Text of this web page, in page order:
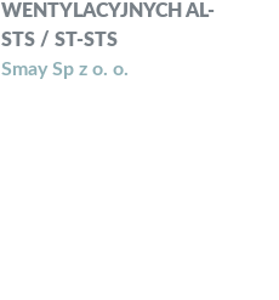
WENTYLACYJNYCH AL-
STS / ST-STS
Smay Sp z o. o.